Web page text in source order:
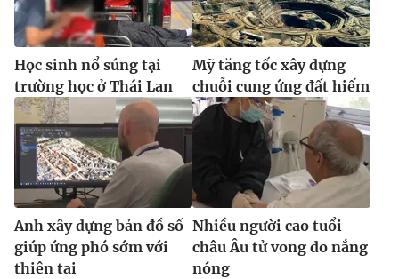
Học sinh nổ súng tại
trường học ở Thái Lan
Mỹ tăng tốc xây dựng
chuỗi cung ứng đất hiếm
Anh xây dựng bản đồ số
giúp ứng phó sớm với
thiên tai
Nhiều người cao tuổi
châu Âu tử vong do nắng
nóng